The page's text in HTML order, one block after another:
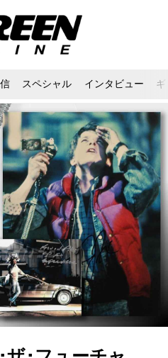
スペシャル インタビュー